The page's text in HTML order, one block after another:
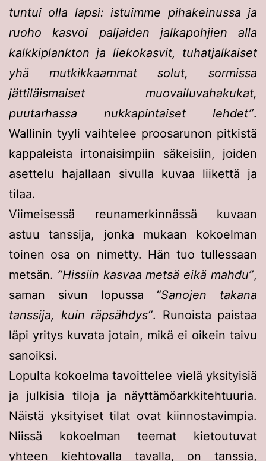
tuntui olla lapsi: istuimme pihakeinussa ja
ruoho kasvoi paljaiden jalkapohjien alla
kalkkiplankton ja liekokasvit, tuhatjalkaiset
yhä mutkikkaammat solut, sormissa
jättiläismaiset muovailuvahakukat,
puutarhassa nukkapintaiset lehdet”.
Wallinin tyyli vaihtelee proosarunon pitkistä
kappaleista irtonaisimpiin säkeisiin, joiden
asettelu hajallaan sivulla kuvaa liikettä ja
tilaa.
Viimeisessä reunamerkinnässä kuvaan
astuu tanssija, jonka mukaan kokoelman
toinen osa on nimetty. Hän tuo tullessaan
metsän. ”Hissiin kasvaa metsä eikä mahdu”,
saman sivun lopussa ”Sanojen takana
tanssija, kuin räpsähdys”. Runoista paistaa
läpi yritys kuvata jotain, mikä ei oikein taivu
sanoiksi.
Lopulta kokoelma tavoittelee vielä yksityisiä
ja julkisia tiloja ja näyttämöarkkitehtuuria.
Näistä yksityiset tilat ovat kiinnostavimpia.
Niissä kokoelman teemat kietoutuvat
yhteen kiehtovalla tavalla, on tanssia,